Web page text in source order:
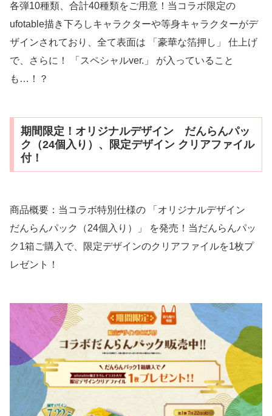
各弾10種類、合計40種類をご用意！当コラボ限定の
ufotable描き下ろしキャラクターや等身キャラクターがデ
ザインされており、全て表面は 「豪華な箔押し」 仕上げ
で、さらに！ 「スペシャルver.」 が入っていること
も…！？
期間限定！オリジナルデザイン だんらんパッ
ク（24個入り）、限定デザイン クリアファイル
付！
商品概要：当コラボ特別仕様の 「オリジナルデザイン
だんらんパック（24個入り）」 を発売！当だんらんパッ
ク1箱ご購入で、限定デザインのクリアファイルを1枚プ
レゼント！